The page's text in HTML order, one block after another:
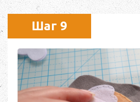
Шаг 9